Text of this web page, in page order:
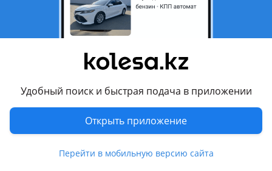
Удобный поиск и быстрая подача в приложении
Открыть приложение
Перейти в мобильную версию сайта
Toyota Camry
2001 - 2004 XV30, 2004 - 2006 XV30 рестайлинг (V35), 2006 -
2009 XV40
Комментарий продавца
АКПП коробка автомат Toyota 2.4
Toyota Camry тойота Камри
Япония привозная
Отличное состояние
Маленький пробег до 80, 000 км